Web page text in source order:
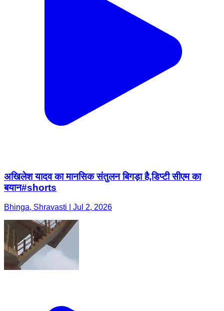
अखिलेश यादव का मानसिक संतुलन बिगड़ा है,डिप्टी सीएम का
बयान#shorts
Bhinga, Shravasti | Jul 2, 2026